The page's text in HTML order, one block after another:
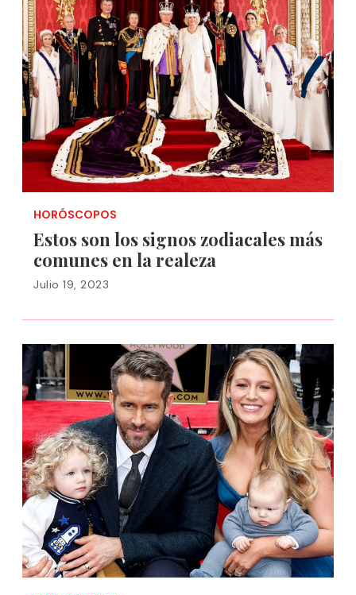
HORÓSCOPOS
Estos son los signos zodiacales más
comunes en la realeza
Julio 19, 2023